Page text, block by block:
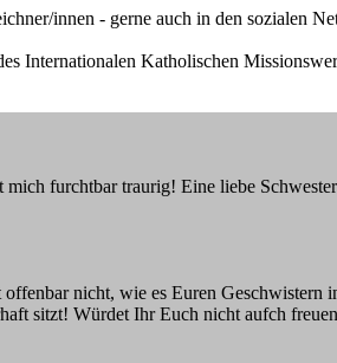
innen - gerne auch in den sozialen
Internationalen Katholischen
furchtbar traurig! Eine liebe
nicht, wie es Euren Geschwistern
sitzt! Würdet Ihr Euch nicht aufch